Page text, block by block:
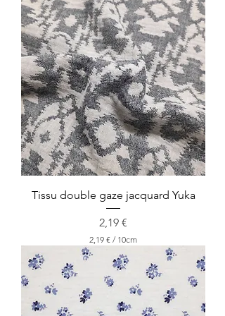
,
9
9
€
p
a
r
1
0
C
e
n
t
i
m
t
r
e
Tissu double gaze jacquard Yuka
Prix
2,19 €
2,19 € / 10cm
,
1
9
€